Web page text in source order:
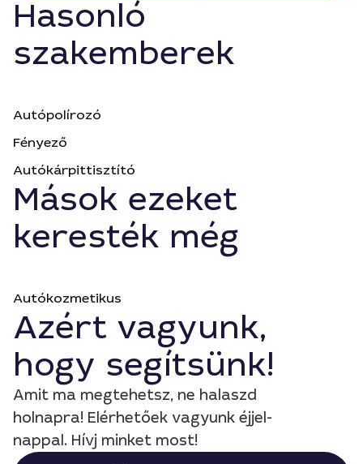
Hasonló
szakemberek
Autópolírozó
Fényező
Autókárpittisztító
Mások ezeket
keresték még
Autókozmetikus
Azért vagyunk,
hogy segítsünk!
Amit ma megtehetsz, ne halaszd
holnapra! Elérhetőek vagyunk éjjel-
nappal. Hívj minket most!